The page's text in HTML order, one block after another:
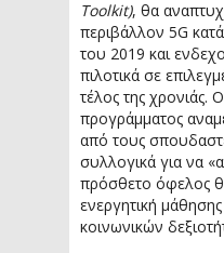
Toolkit), θα
περιβάλλον 5G
του 2019 και
πιλοτικά σε
τέλος της χρονιάς.
προγράμματος
από τους
συλλογικά για να
πρόσθετο όφελος
ενεργητική
κοινωνικών